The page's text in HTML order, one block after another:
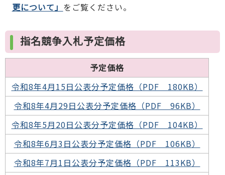
更について」 をご覧ください。
指名競争入札予定価格
予定価格
令和8年4月15日公表分予定価格（PDF 180KB）
令和8年4月29日公表分予定価格（PDF 96KB）
令和8年5月20日公表分予定価格（PDF 104KB）
令和8年6月3日公表分予定価格（PDF 106KB）
令和8年7月1日公表分予定価格（PDF 113KB）